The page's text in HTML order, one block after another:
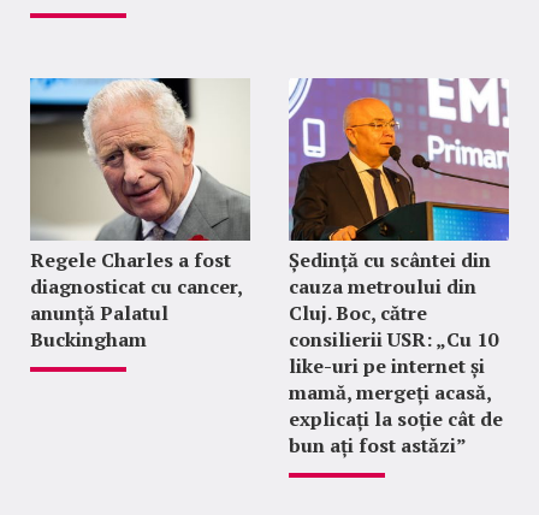
Regele Charles a fost
diagnosticat cu cancer,
anunță Palatul
Buckingham
Ședință cu scântei din
cauza metroului din
Cluj. Boc, către
consilierii USR: „Cu 10
like-uri pe internet și
mamă, mergeți acasă,
explicați la soție cât de
bun ați fost astăzi”